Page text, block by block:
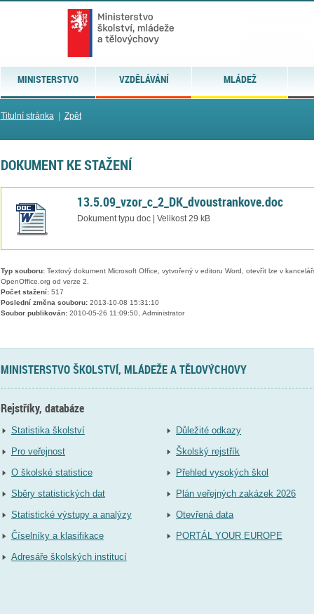
MINISTERSTVO VZDĚLÁVÁNÍ MLÁDEŽ
Titulní stránka| Zpět
DOKUMENT KE STAŽENÍ
13.5.09_vzor_c_2_DK_dvoustrankove.doc
Dokument typu doc | Velikost 29 kB
Typ souboru:Textový dokument Microsoft Office, vytvořený v editoru Word, otevřít lze v
OpenOffice.org od verze 2.
Počet stažení:517
Poslední změna souboru:2013-10-08 15:31:10
Soubor publikován:2010-05-26 11:09:50, Administrator
MINISTERSTVO ŠKOLSTVÍ, MLÁDEŽE A TĚLOVÝCHOVY
Rejstříky, databáze
Statistika školství
Pro veřejnost
O školské statistice
Sběry statistických dat
Statistické výstupy a analýzy
Číselníky a klasifikace
Adresáře školských institucí
Důležité odkazy
Školský rejstřík
Přehled vysokých škol
Plán veřejných zakázek 2026
Otevřená data
PORTÁL YOUR EUROPE